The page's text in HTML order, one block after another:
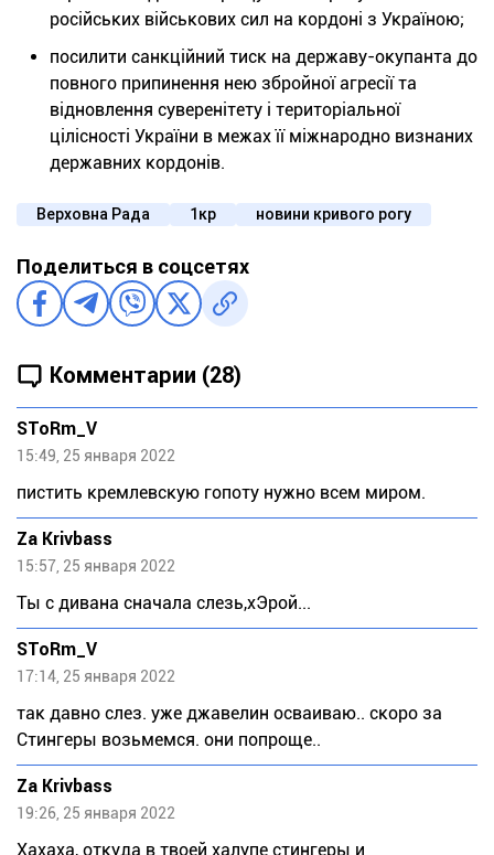
російських військових сил на кордоні з Україною;
посилити санкційний тиск на державу-окупанта до
повного припинення нею збройної агресії та
відновлення суверенітету і територіальної
цілісності України в межах її міжнародно визнаних
державних кордонів.
Верховна Рада 1кр новини кривого рогу
Поделиться в соцсетях
Комментарии (28)
SToRm_V
15:49, 25 января 2022
пистить кремлевскую гопоту нужно всем миром.
Za Krivbass
15:57, 25 января 2022
Ты с дивана сначала слезь,хЭрой...
SToRm_V
17:14, 25 января 2022
так давно слез. уже джавелин осваиваю.. скоро за
Стингеры возьмемся. они попроще..
Za Krivbass
19:26, 25 января 2022
Хахаха, откуда в твоей халупе стингеры и